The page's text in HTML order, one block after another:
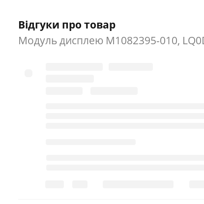
Відгуки про товар
Модуль дисплею M1082395-010,